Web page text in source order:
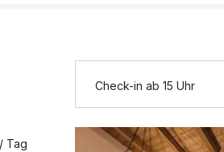
Tag
Check-in ab 15 Uhr